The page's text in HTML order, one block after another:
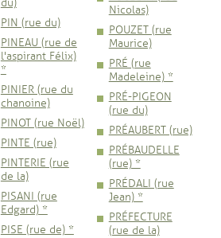
du)
PIN (rue du)
PINEAU (rue de
l'aspirant Félix)
*
PINIER (rue du
chanoine)
PINOT (rue Noël)
PINTE (rue)
PINTERIE (rue
de la)
PISANI (rue
Edgard) *
PISE (rue de) *
Nicolas)
POUZET (rue
Maurice)
PRÉ (rue
Madeleine) *
PRÉ-PIGEON
(rue du)
PRÉAUBERT (rue)
PRÉBAUDELLE
(rue) *
PRÉDALI (rue
Jean) *
PRÉFECTURE
(rue de la)